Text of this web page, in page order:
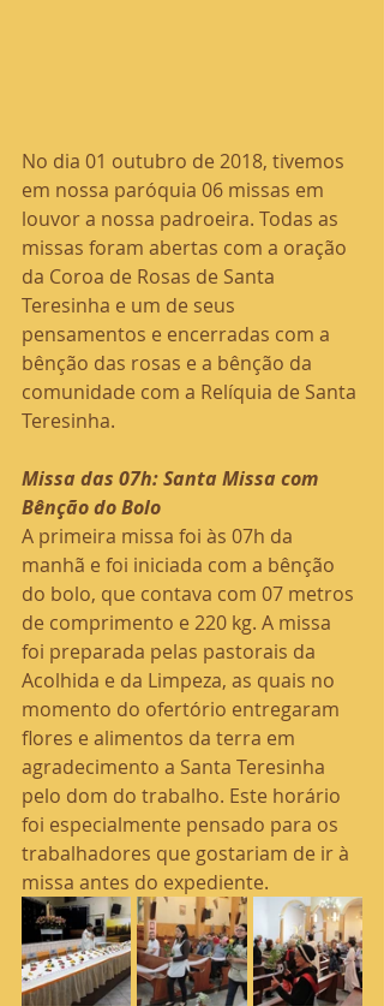
No dia 01 outubro de 2018, tivemos
em nossa paróquia 06 missas em
louvor a nossa padroeira. Todas as
missas foram abertas com a oração
da Coroa de Rosas de Santa
Teresinha e um de seus
pensamentos e encerradas com a
bênção das rosas e a bênção da
comunidade com a Relíquia de Santa
Teresinha.
Missa das 07h: Santa Missa com
Bênção do Bolo
A primeira missa foi às 07h da
manhã e foi iniciada com a bênção
do bolo, que contava com 07 metros
de comprimento e 220 kg. A missa
foi preparada pelas pastorais da
Acolhida e da Limpeza, as quais no
momento do ofertório entregaram
flores e alimentos da terra em
agradecimento a Santa Teresinha
pelo dom do trabalho. Este horário
foi especialmente pensado para os
trabalhadores que gostariam de ir à
missa antes do expediente.